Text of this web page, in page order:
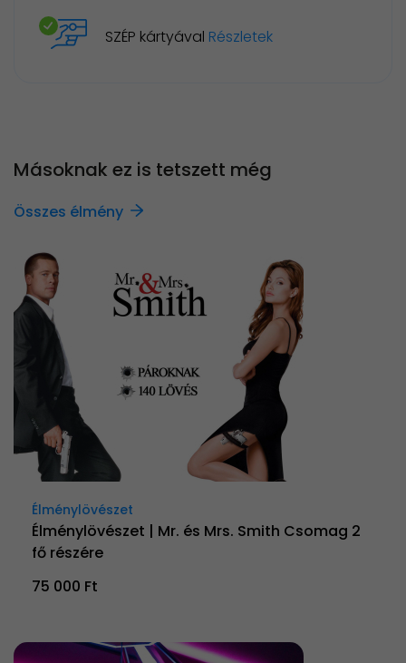
SZÉP kártyával Részletek
Másoknak ez is tetszett még
Összes élmény
Élménylövészet
Élménylövészet | Mr. és Mrs. Smith Csomag 2
fő részére
75 000 Ft